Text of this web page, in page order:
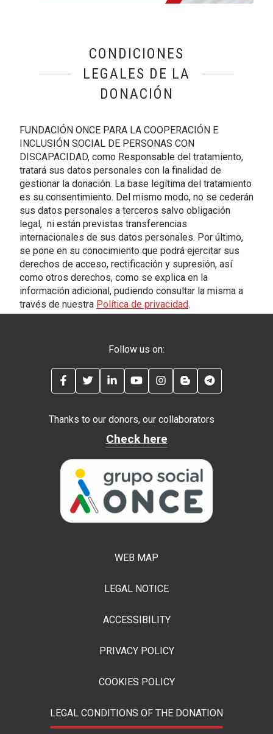
CONDICIONES
LEGALES DE LA
DONACIÓN
FUNDACIÓN ONCE PARA LA COOPERACIÓN E
INCLUSIÓN SOCIAL DE PERSONAS CON
DISCAPACIDAD, como Responsable del tratamiento,
tratará sus datos personales con la finalidad de
gestionar la donación. La base legítima del tratamiento
es su consentimiento. Del mismo modo, no se cederán
sus datos personales a terceros salvo obligación
legal, ni están previstas transferencias
internacionales de sus datos personales. Por último,
se pone en su conocimiento que podrá ejercitar sus
derechos de acceso, rectificación y supresión, así
como otros derechos, como se explica en la
información adicional, pudiendo consultar la misma a
través de nuestra Política de privacidad.
Follow us on:
FACEBOOKTWITTERLINKEDINYOUTUBEINSTAGRAM
BLOG
Thanks to our donors, our collaborators
Check here
WEB MAP
LEGAL NOTICE
ACCESSIBILITY
PRIVACY POLICY
COOKIES POLICY
LEGAL CONDITIONS OF THE DONATION